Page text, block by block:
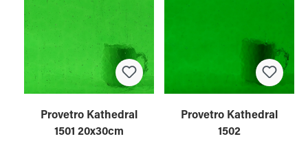
Provetro Kathedral
1501 20x30cm
Provetro Kathedral
1502